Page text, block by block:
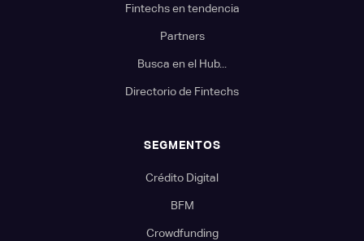
Fintechs en tendencia
Partners
Busca en el Hub...
Directorio de Fintechs
SEGMENTOS
Crédito Digital
BFM
Crowdfunding